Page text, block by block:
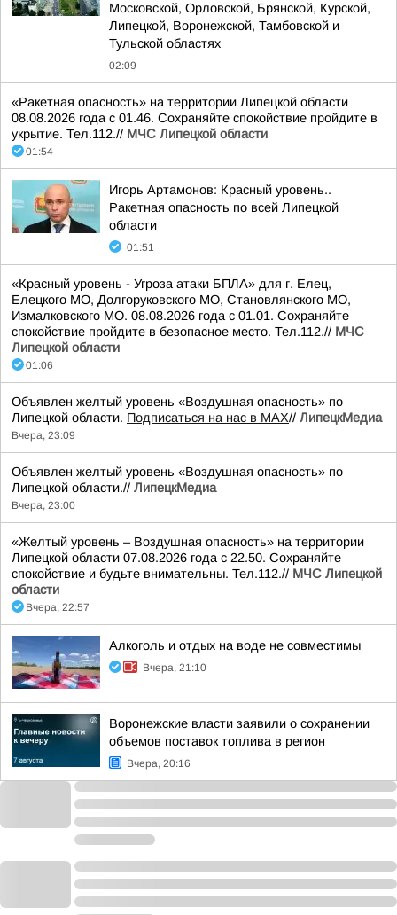
Московской, Орловской, Брянской, Курской,
Липецкой, Воронежской, Тамбовской и
Тульской областях
02:09
«Ракетная опасность» на территории Липецкой области
08.08.2026 года с 01.46. Сохраняйте спокойствие пройдите в
укрытие. Тел.112.// МЧС Липецкой области
01:54
Игорь Артамонов: Красный уровень..
Ракетная опасность по всей Липецкой
области
01:51
«Красный уровень - Угроза атаки БПЛА» для г. Елец,
Елецкого МО, Долгоруковского МО, Становлянского МО,
Измалковского МО. 08.08.2026 года с 01.01. Сохраняйте
спокойствие пройдите в безопасное место. Тел.112.// МЧС
Липецкой области
01:06
Объявлен желтый уровень «Воздушная опасность» по
Липецкой области. Подписаться на нас в МАХ// ЛипецкМедиа
Вчера, 23:09
Объявлен желтый уровень «Воздушная опасность» по
Липецкой области.// ЛипецкМедиа
Вчера, 23:00
«Желтый уровень – Воздушная опасность» на территории
Липецкой области 07.08.2026 года с 22.50. Сохраняйте
спокойствие и будьте внимательны. Тел.112.// МЧС Липецкой
области
Вчера, 22:57
Алкоголь и отдых на воде не совместимы
Вчера, 21:10
Воронежские власти заявили о сохранении
объемов поставок топлива в регион
Вчера, 20:16